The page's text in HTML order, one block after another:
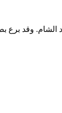
الشام. وقد برع